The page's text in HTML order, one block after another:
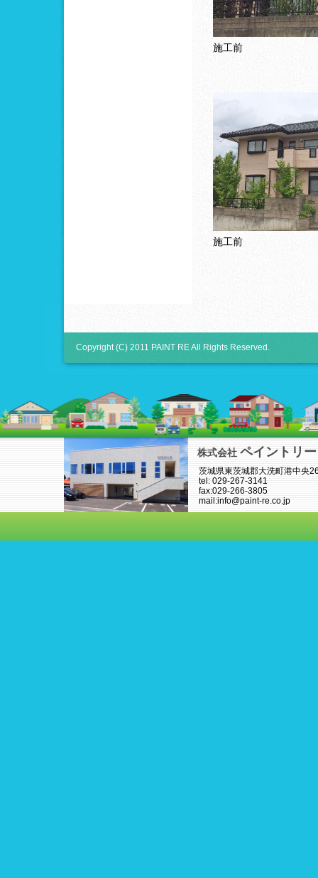
施工前
施工前
Copyright (C) 2011 PAINT RE All Rights Reserved.
株式会社 ペイントリー
茨城県東茨城郡大洗町港中央
tel: 029-267-3141
fax:029-266-3805
mail:info@paint-re.co.jp